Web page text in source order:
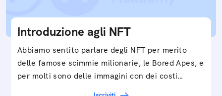
Introduzione agli NFT
Abbiamo sentito parlare degli NFT per merito
delle famose scimmie milionarie, le Bored Apes, e
per molti sono delle immagini con dei costi…